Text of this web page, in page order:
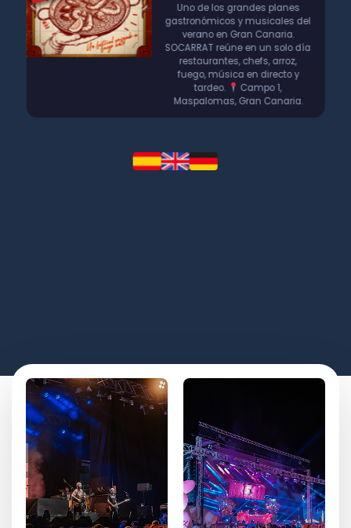
Uno de los grandes planes
gastronómicos y musicales del
verano en Gran Canaria.
SOCARRAT reúne en un solo día
restaurantes, chefs, arroz,
fuego, música en directo y
tardeo.
Campo 1,
Maspalomas, Gran Canaria.